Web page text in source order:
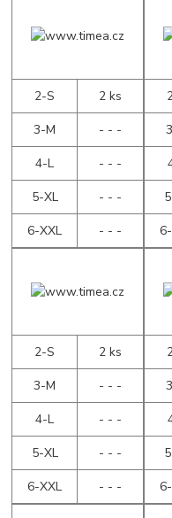
2-S
2 ks
3-M
- - -
4-L
- - -
5-XL
- - -
6-XXL
- - -
2-S
2 ks
3-M
- - -
4-L
- - -
5-XL
- - -
6-XXL
- - -